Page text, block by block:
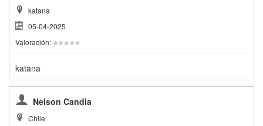
katana
05-04-2025
Valoración:
katana
Nelson Candia
Chile